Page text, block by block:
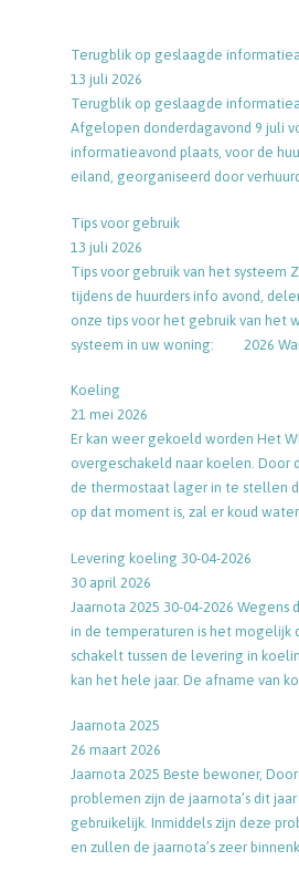
Terugblik op geslaagde
13 juli 2026
Terugblik op geslaagde
Afgelopen donderdagavond 9 juli
informatieavond plaats, voor de
eiland, georganiseerd door
Tips voor gebruik
13 juli 2026
Tips voor gebruik van het systeem
tijdens de huurders info avond,
onze tips voor het gebruik van het
systeem in uw woning: 2026
Koeling
21 mei 2026
Er kan weer gekoeld worden Het
overgeschakeld naar koelen. Door
de thermostaat lager in te stellen
op dat moment is, zal er koud
Levering koeling 30-04-2026
30 april 2026
Jaarnota 2025 30-04-2026 Wegens
in de temperaturen is het mogelijk
schakelt tussen de levering in
kan het hele jaar. De afname van
Jaarnota 2025
26 maart 2026
Jaarnota 2025 Beste bewoner,
problemen zijn de jaarnota’s dit
gebruikelijk. Inmiddels zijn deze
en zullen de jaarnota’s zeer